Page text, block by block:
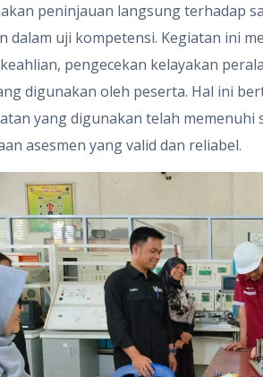
peninjauan langsung terhadap
dalam uji kompetensi. Kegiatan ini
pengecekan kelayakan
digunakan oleh peserta. Hal ini
yang digunakan telah
asesmen yang valid dan reliabel.